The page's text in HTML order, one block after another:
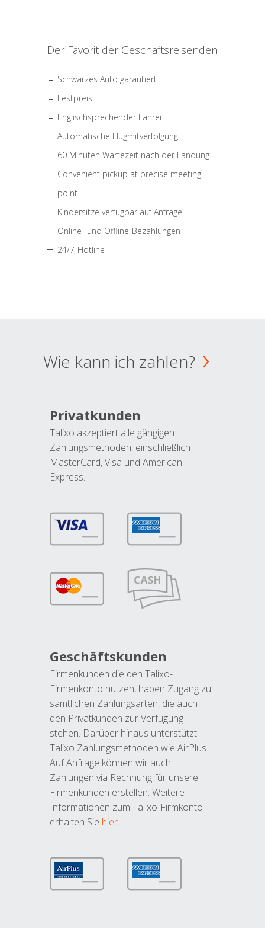
Der Favorit der Geschäftsreisenden
Schwarzes Auto garantiert
Festpreis
Englischsprechender Fahrer
Automatische Flugmitverfolgung
60 Minuten Wartezeit nach der Landung
Convenient pickup at precise meeting
point
Kindersitze verfügbar auf Anfrage
Online- und Offline-Bezahlungen
24/7-Hotline
Wie kann ich zahlen?
Privatkunden
Talixo akzeptiert alle gängigen
Zahlungsmethoden, einschließlich
MasterCard, Visa und American
Express.
Geschäftskunden
Firmenkunden die den Talixo-
Firmenkonto nutzen, haben Zugang zu
sämtlichen Zahlungsarten, die auch
den Privatkunden zur Verfügung
stehen. Darüber hinaus unterstützt
Talixo Zahlungsmethoden wie AirPlus.
Auf Anfrage können wir auch
Zahlungen via Rechnung für unsere
Firmenkunden erstellen. Weitere
Informationen zum Talixo-Firmkonto
erhalten Sie hier.